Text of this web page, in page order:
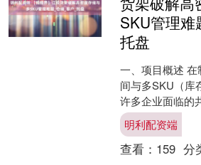
SKU管理难
托盘
一、项目概述
间与多SKU（库
许多企业面临的
品等特殊品类的
精准操作，传统
明利配资端
查看： 159 分